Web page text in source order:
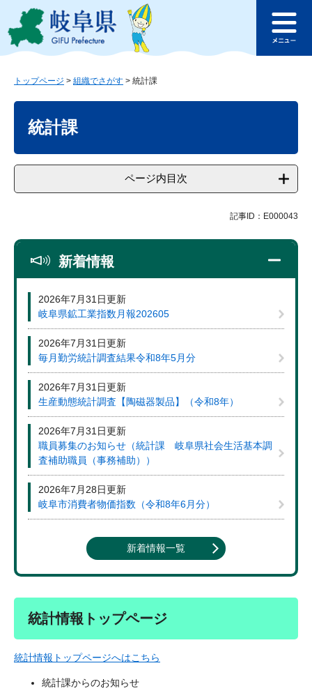
ジ
ュ
このページの本文へ
ュ
トップページ > 組織でさがす > 統計課
統計課
ページ内目次
記事ID：E000043
新着情報
2026年7月31日更新
岐阜県鉱工業指数月報202605
2026年7月31日更新
毎月勤労統計調査結果令和8年5月分
2026年7月31日更新
生産動態統計調査【陶磁器製品】（令和8年）
2026年7月31日更新
職員募集のお知らせ（統計課 岐阜県社会生活基本調
査補助職員（事務補助））
2026年7月28日更新
岐阜市消費者物価指数（令和8年6月分）
新着情報一覧
統計情報トップページ
統計情報トップページへはこちら
統計課からのお知らせ